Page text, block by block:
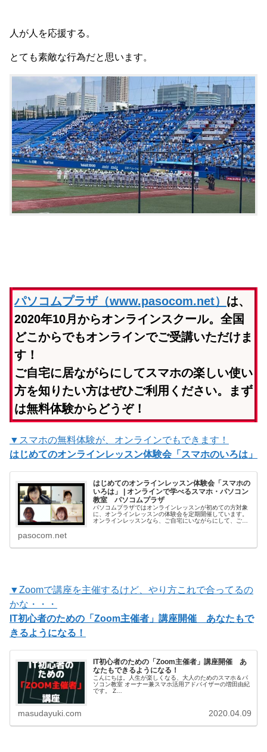
人が人を応援する。
とても素敵な行為だと思います。
パソコムプラザ（www.pasocom.net） は、
2020年10月からオンラインスクール。全国
どこからでもオンラインでご受講いただけま
す！
ご自宅に居ながらにしてスマホの楽しい使い
方を知りたい方はぜひご利用ください。まず
は無料体験からどうぞ！
▼スマホの無料体験が、オンラインでもできます！
はじめてのオンラインレッスン体験会「スマホのいろは」
はじめてのオンラインレッスン体験会「スマホの
いろは」 | オンラインで学べるスマホ・パソコン
教室 パソコムプラザ
パソコムプラザではオンラインレッスンが初めての方対象
に、オンラインレッスンの体験会を定期開催しています。
オンラインレッスンなら、ご自宅にいながらにして、ご自
知ってく…
pasocom.net
▼Zoomで講座を主催するけど、やり方これで合ってるの
かな・・・
IT初心者のための「Zoom主催者」講座開催 あなたもで
きるようになる！
IT初心者のための「Zoom主催者」講座開催 あ
なたもできるようになる！
こんにちは。人生が楽しくなる、大人のためのスマホ＆パ
ソコン教室 オーナー兼スマホ活用アドバイザーの増田由紀
です。 Z…
masudayuki.com 2020.04.09